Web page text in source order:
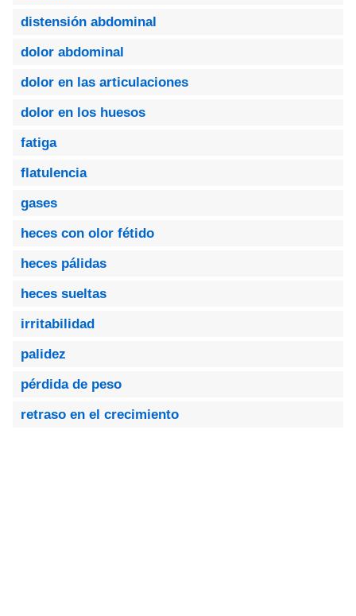
distensión abdominal
dolor abdominal
dolor en las articulaciones
dolor en los huesos
fatiga
flatulencia
gases
heces con olor fétido
heces pálidas
heces sueltas
irritabilidad
palidez
pérdida de peso
retraso en el crecimiento